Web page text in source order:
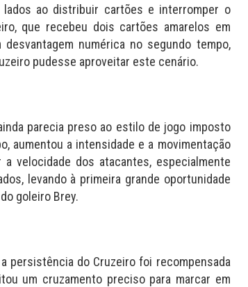
ao distribuir cartões e interromper o
que recebeu dois cartões amarelos em
numérica no segundo tempo,
pudesse aproveitar este cenário.
parecia preso ao estilo de jogo imposto
aumentou a intensidade e a movimentação
velocidade dos atacantes, especialmente
levando à primeira grande oportunidade
goleiro Brey.
persistência do Cruzeiro foi recompensada
um cruzamento preciso para marcar em